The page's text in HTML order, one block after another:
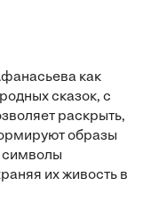
как
сказок, с
раскрыть,
образы
символы
их живость в